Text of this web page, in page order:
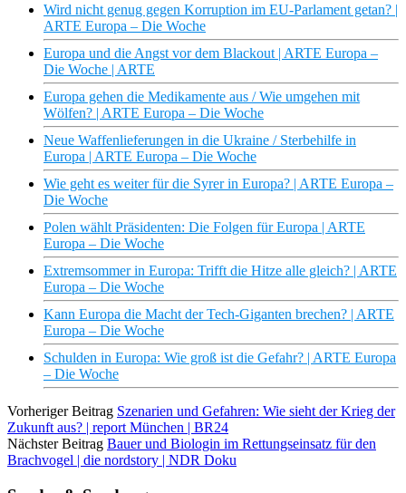
Wird nicht genug gegen Korruption im EU-Parlament getan? |
ARTE Europa – Die Woche
Europa und die Angst vor dem Blackout | ARTE Europa –
Die Woche | ARTE
Europa gehen die Medikamente aus / Wie umgehen mit
Wölfen? | ARTE Europa – Die Woche
Neue Waffenlieferungen in die Ukraine / Sterbehilfe in
Europa | ARTE Europa – Die Woche
Wie geht es weiter für die Syrer in Europa? | ARTE Europa –
Die Woche
Polen wählt Präsidenten: Die Folgen für Europa | ARTE
Europa – Die Woche
Extremsommer in Europa: Trifft die Hitze alle gleich? | ARTE
Europa – Die Woche
Kann Europa die Macht der Tech-Giganten brechen? | ARTE
Europa – Die Woche
Schulden in Europa: Wie groß ist die Gefahr? | ARTE Europa
– Die Woche
Vorheriger Beitrag Szenarien und Gefahren: Wie sieht der Krieg der
Zukunft aus? | report München | BR24
Nächster Beitrag Bauer und Biologin im Rettungseinsatz für den
Brachvogel | die nordstory | NDR Doku